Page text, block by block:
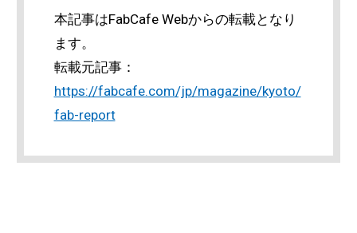
本記事はFabCafe Webからの転載となり
ます。
転載元記事：
https://fabcafe.com/jp/magazine/kyoto/
fab-report